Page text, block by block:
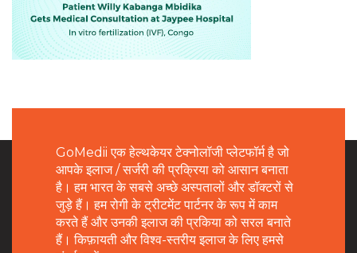
GoMedii एक हेल्थकेयर टेक्नोलॉजी प्लेटफॉर्म है जो
आपके इलाज / सर्जरी की प्रक्रिया को आसान बनाता
है। हम भारत के सबसे अच्छे अस्पतालों और डॉक्टरों से
जुड़े हैं। हम रोगी के ट्रीटमेंट पार्टनर के रूप में काम
करते हैं और उनकी इलाज की प्रकिया को सरल बनाते
हैं। किफ़ायती और विश्व-स्तरीय इलाज के लिए हमसे